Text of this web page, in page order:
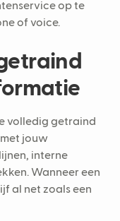
op te
of voice.
volledig getraind
jouw
interne
Wanneer een
al net zoals een